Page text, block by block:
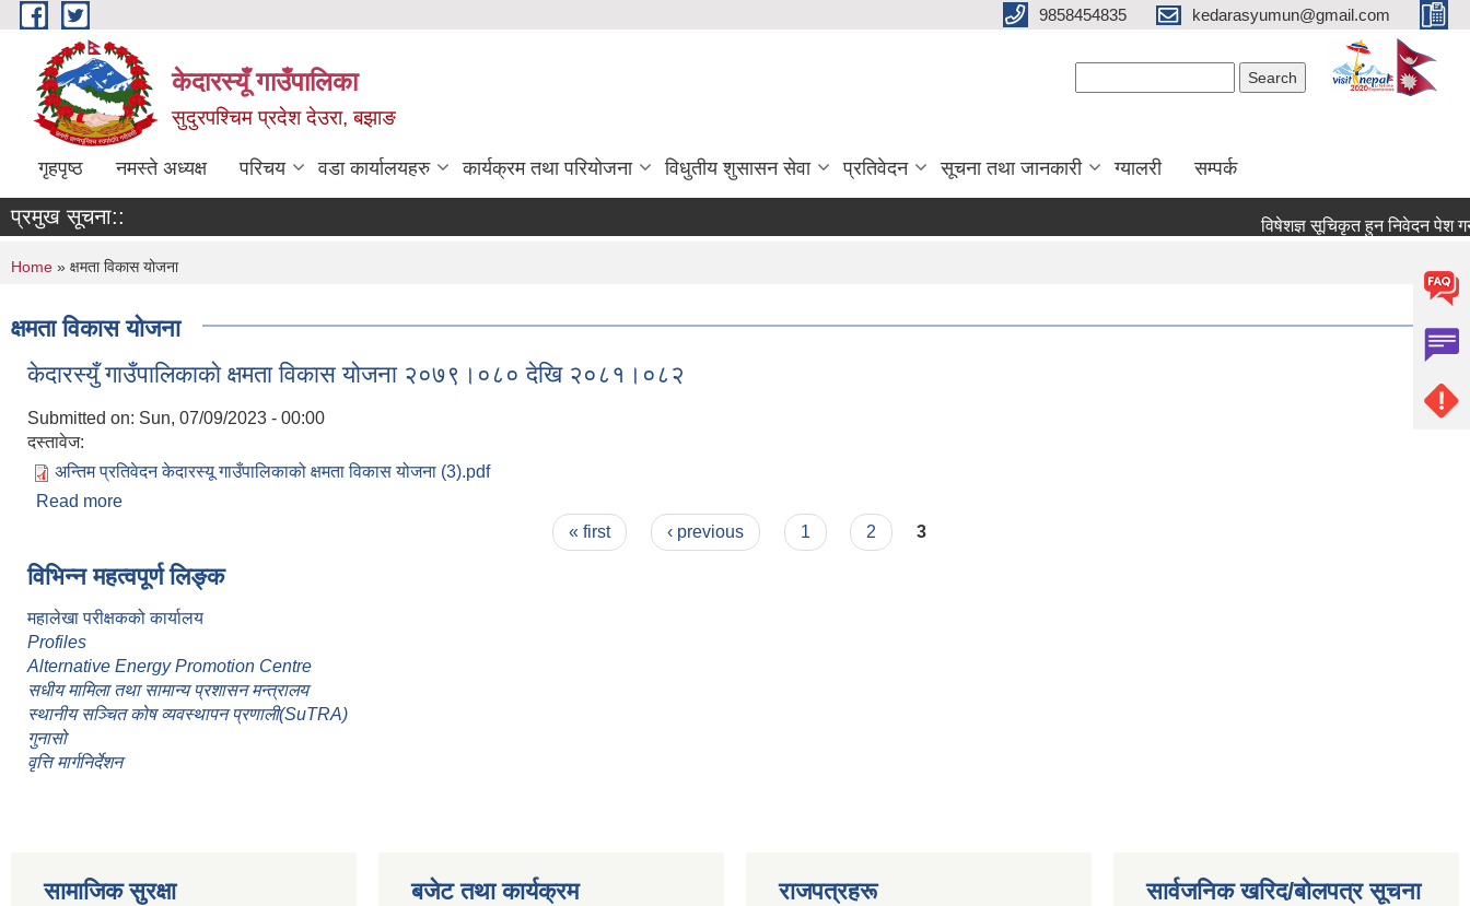
Skip to main content 9858454835 kedarasyumun@gmail.com
केदारस्यूँ गाउँपालिका
सुदुरपश्चिम प्रदेश देउरा, बझाङ
गृहपृष्ठ नमस्ते अध्यक्ष परिचय वडा कार्यालयहरु कार्यक्रम तथा परियोजना विधुतीय शुसासन सेवा प्रतिवेदन सूचना तथा जानकारी ग्यालरी सम्पर्क
प्रमुख सूचना:: विषेशज्ञ सूचिकृत हुन निवेदन पेश गर्ने
You are here
Home » क्षमता विकास योजना
क्षमता विकास योजना
केदारस्युँ गाउँपालिकाकाे क्षमता विकास योजना २०७९।०८० देखि २०८१।०८२
Submitted on: Sun, 07/09/2023 - 00:00
दस्तावेज:
अन्तिम प्रतिवेदन केदारस्यू गाउँपालिकाको क्षमता विकास योजना (3).pdf
Read more
« first ‹ previous 1 2 3
विभिन्न महत्वपूर्ण लिङ्क
महालेखा परीक्षकको कार्यालय
Profiles
Alternative Energy Promotion Centre
सधीय मामिला तथा सामान्य प्रशासन मन्त्रालय
स्थानीय सञ्चित कोष व्यवस्थापन प्रणाली(SuTRA)
गुनासो
वृत्ति मार्गनिर्देशन
सामाजिक सुरक्षा बजेट तथा कार्यक्रम राजपत्रहरू सार्वजनिक खरिद/बोलपत्र सूचना